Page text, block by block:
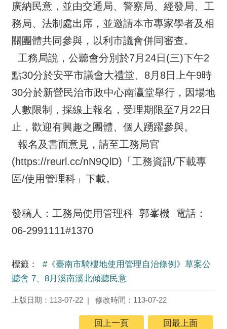
廣納民意，並由交通局、警察局、經發局、工
務局、法制處出席，並邀請本市專家學者及相
關團體共同參與，以利市議會併同審查。
工務局說，公聽會分別於7月24日(三)下午2
點30分於安平市議會大禮堂、8月8日上午9時
30分於新營民治市政中心南瀛堂舉行，因場地
人數限制，採線上報名，受理期限至7月22日
止，歡迎有興趣之團體、個人踴躍參與。
報名及書面意見，請至工務局官
(https://reurl.cc/nN9QlD)「工務資訊/下載專
區/使用管理科」下載。
發稿人：工務局使用管理科 郭峯機 電話：
06-2991111#1370
標籤：
#《臺南市騎樓地使用管理自治條例》草案公
聽會 7、8月溪南溪北傾聽民意
上版日期：113-07-22 修改時間：113-07-22
回上一頁 回最上面